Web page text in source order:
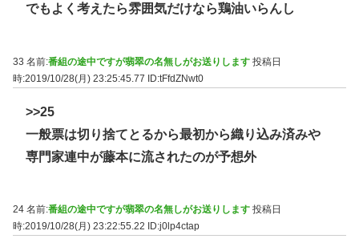
でもよく考えたら雰囲気だけなら鶏油いらんし
33 名前:番組の途中ですが翡翠の名無しがお送りします 投稿日
時:2019/10/28(月) 23:25:45.77 ID:tFfdZNwt0
>>25
一般票は切り捨てとるから最初から織り込み済みや
専門家連中が藤本に流されたのが予想外
24 名前:番組の途中ですが翡翠の名無しがお送りします 投稿日
時:2019/10/28(月) 23:22:55.22
ID:j0lp4ctap